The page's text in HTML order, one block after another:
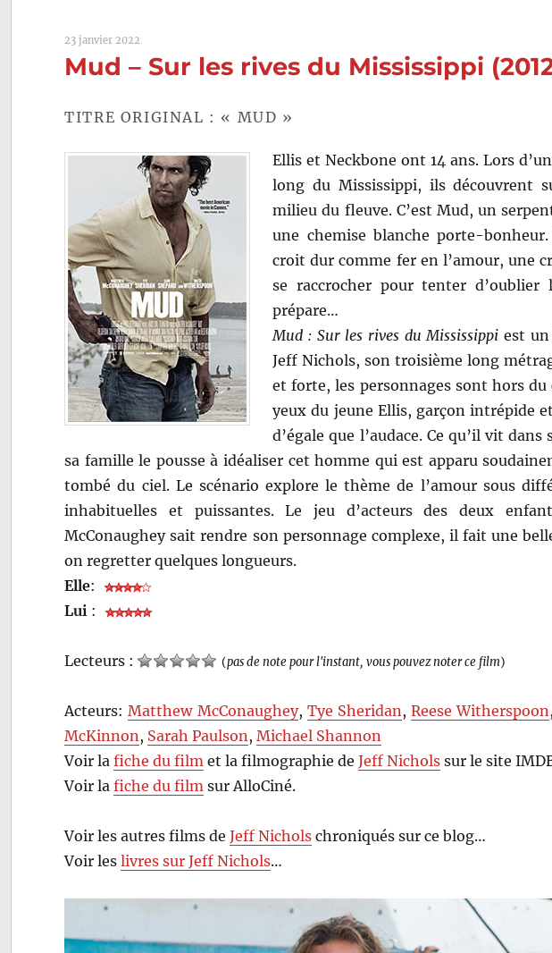
23 janvier 2022
Mud – Sur les rives du Mississippi
TITRE ORIGINAL : « MUD »
Ellis et Neckbone ont 14 ans. Lors
long du Mississippi, ils découvrent
milieu du fleuve. C’est Mud, un
une chemise blanche porte-
croit dur comme fer en l’amour, une
se raccrocher pour tenter
prépare…
Mud : Sur les rives du Mississippi est
Jeff Nichols, son troisième long
et forte, les personnages sont hors
yeux du jeune Ellis, garçon intrépide
d’égale que l’audace. Ce qu’il vit
sa famille le pousse à idéaliser cet homme qui est apparu
tombé du ciel. Le scénario explore le thème de l’amour sous
inhabituelles et puissantes. Le jeu d’acteurs des deux
McConaughey sait rendre son personnage complexe, il fait une
on regretter quelques longueurs.
Elle:
Lui :
Lecteurs : (pas de note pour l'instant, vous pouvez noter ce film)
Acteurs:Matthew McConaughey, Tye Sheridan, Reese Witherspoon
McKinnon, Sarah Paulson,Michael Shannon
Voir lafiche du film et la filmographie deJeff Nichols sur le site
Voir lafiche du film sur AlloCiné.
Voir les autres films deJeff Nichols chroniqués sur ce blog…
Voir leslivres sur Jeff Nichols…